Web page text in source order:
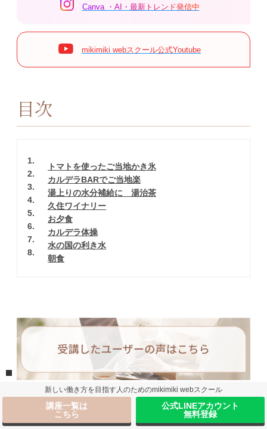
Canva ・AI・最新トレンド発信中
mikimiki webスクール公式Youtube
目次
1
トマトを使ったご当地かき氷
2
カルデラBARでご当地楽
3
湯上りの水分補給に 湯治茶
4
久住ワイナリー
5
お夕食
6
カルデラ体操
7
水の国の利き水
8
朝食
新しい働き方を目指す人のためのmikimiki webスクール
講座一覧は
こちら
公式LINEアカウント
無料登録